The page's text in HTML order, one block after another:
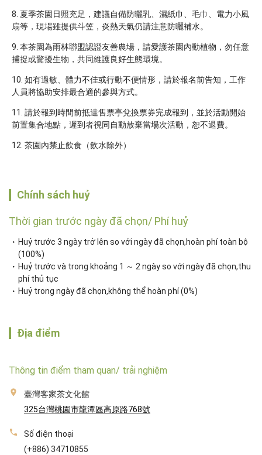
夏季茶園日照充足，建議自備防曬乳、濕紙巾、毛巾、電力小風
扇等，現場雖提供斗笠，炎熱天氣仍請注意防曬補水。
本茶園為雨林聯盟認證友善農場，請愛護茶園內動植物，勿任意
捕捉或驚擾生物，共同維護良好生態環境。
如有過敏、體力不佳或行動不便情形，請於報名前告知，工作
人員將協助安排最合適的參與方式。
請於報到時間前抵達售票亭兌換票券完成報到，並於活動開始
前置集合地點，遲到者視同自動放棄當場次活動，恕不退費。
茶園內禁止飲食（飲水除外）
Chính sách huỷ
Thời gian trước ngày đã chọn/ Phí huỷ
Huỷ trước 3 ngày trở lên so với ngày đã chọn,hoàn phí toàn bộ
(100%)
Huỷ trước và trong khoảng 1 ～ 2 ngày so với ngày đã chọn,thu
phí thủ tục
Huỷ trong ngày đã chọn,không thể hoàn phí (0%)
Địa điểm
Thông tin điểm tham quan/ trải nghiệm
臺灣客家茶文化館
325台灣桃園市龍潭區高原路768號
Số điện thoại
(+886) 34710855